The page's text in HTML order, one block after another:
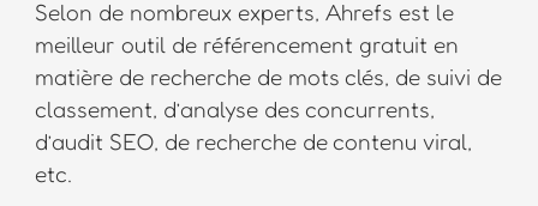
Selon de nombreux experts, Ahrefs est le
meilleur outil de référencement gratuit en
matière de recherche de mots clés, de suivi de
classement, d’analyse des concurrents,
d’audit SEO, de recherche de contenu viral,
etc.